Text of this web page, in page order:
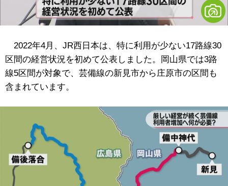
2022年4月、JR西日本は、特に利用が少ない17路線30
区間の経営状況を初めて公表しました。岡山県では3路
線5区間が対象で、芸備線の新見市から庄原市の区間も
含まれています。